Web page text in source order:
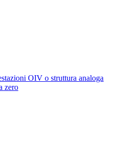
OIV o struttura analoga
zero